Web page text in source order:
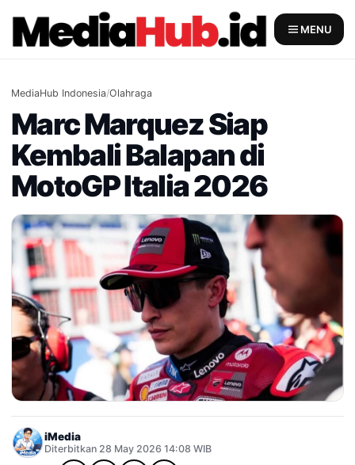
content
MENU
MediaHub Indonesia/Olahraga
Marc Marquez Siap
Kembali Balapan di
MotoGP Italia 2026
iMedia
Diterbitkan 28 May 2026 14:08 WIB